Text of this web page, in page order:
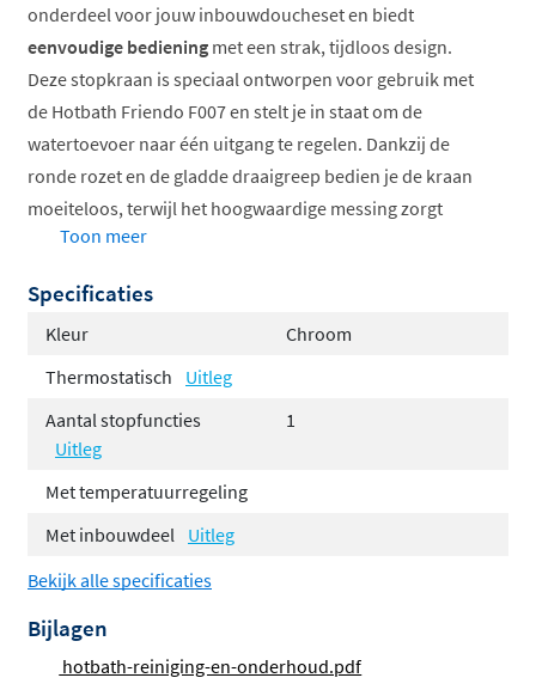
onderdeel voor jouw inbouwdoucheset en biedt
eenvoudige bediening met een strak, tijdloos design.
Deze stopkraan is speciaal ontworpen voor gebruik met
de Hotbath Friendo F007 en stelt je in staat om de
watertoevoer naar één uitgang te regelen. Dankzij de
ronde rozet en de gladde draaigreep bedien je de kraan
moeiteloos, terwijl het hoogwaardige messing zorgt
voor jarenlange betrouwbaarheid.
Eenvoudige bediening met draaigreep
Geschikt voor bad en douche
Strak rond rozet
Hotbath Flühs cartouche
Friendo-serie: tijdloos en functioneel
De Friendo-serie van Hotbath staat bekend om zijn
heldere vormgeving en gebruiksvriendelijke functies.
en combineert perfect met andere Friendo producten.
Het tijdloze design zorgt ervoor dat je kraan ook over
Toon meer
Specificaties
Kleur
Chroom
Thermostatisch
Uitleg
Aantal stopfuncties
Uitleg
1
Met temperatuurregeling
Met inbouwdeel
Uitleg
Bekijk alle specificaties
Bijlagen
hotbath-reiniging-en-onderhoud.pdf